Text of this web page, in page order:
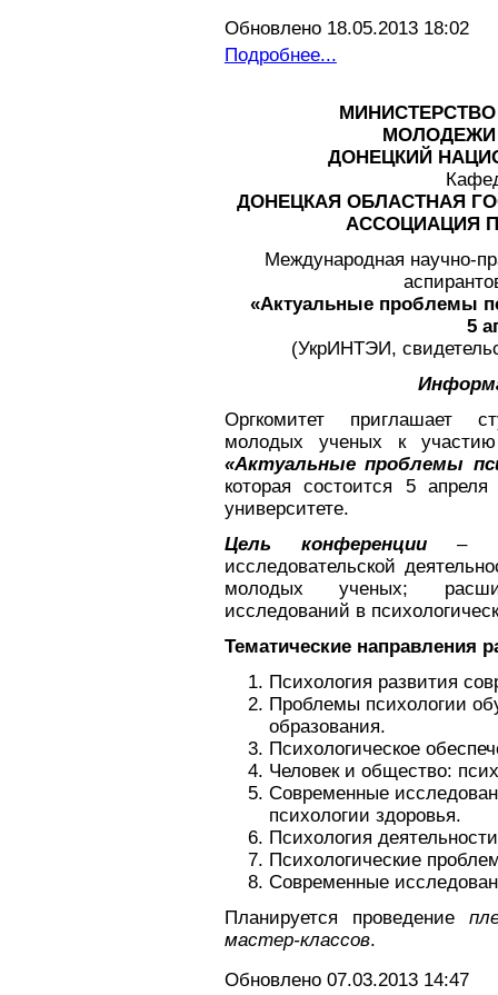
Обновлено 18.05.2013 18:02
Подробнее...
МОЛОДЕЖИ
ДОНЕЦКИЙ
ДОНЕЦКАЯ ОБЛАСТНАЯ
АССОЦИАЦИЯ
Международная научно-
«Актуальные проблемы
5
(УкрИНТЭИ,
Оргкомитет приглашает
молодых ученых к участию
«Актуальные проблемы
которая состоится 5
университете.
Цель конференции–
исследовательской
молодых ученых;
исследований в
Тематические направления
Психология развития
Проблемы психологии
образования.
Психологическое
Человек и общество:
Современные
психологии здоровья.
Психология
Психологические
Современные
Планируется проведение
мастер-классов.
Обновлено 07.03.2013 14:47